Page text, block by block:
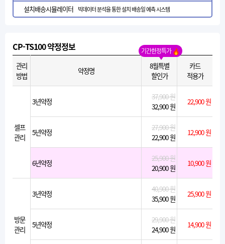
설치배송시뮬레이터 빅데이터 분석을 통한 설치 배송일 예측 시스템
CP-TS100 약정정보 기간한정특가
관리
방법
약정명
8월특별
할인가
카드
적용가
셀프
관리
3년약정
37,900 원
32,900 원
22,900 원
5년약정
27,900 원
22,900 원
12,900 원
6년약정
25,900 원
20,900 원
10,900 원
방문
관리
3년약정
40,900 원
35,900 원
25,900 원
5년약정
29,900 원
24,900 원
14,900 원